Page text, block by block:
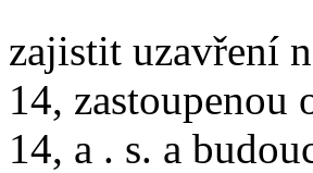
zajistit uzavření
14, zastoupenou
14, a . s. a